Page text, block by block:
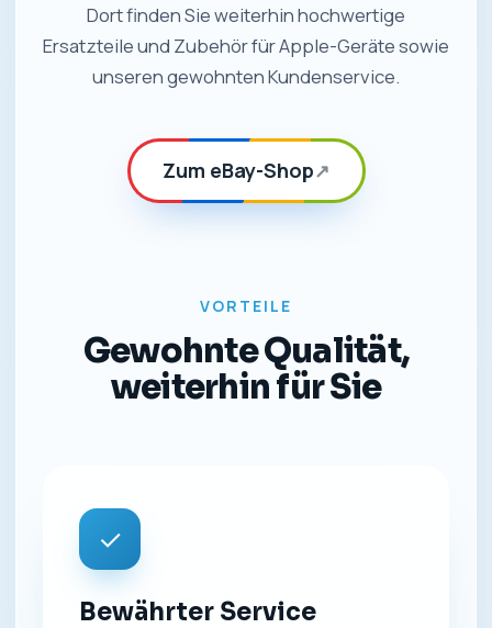
Dort finden Sie weiterhin hochwertige
Ersatzteile und Zubehör für Apple-Geräte sowie
unseren gewohnten Kundenservice.
Zum eBay-Shop↗
VORTEILE
Gewohnte Qualität,
weiterhin für Sie
✓
Bewährter Service